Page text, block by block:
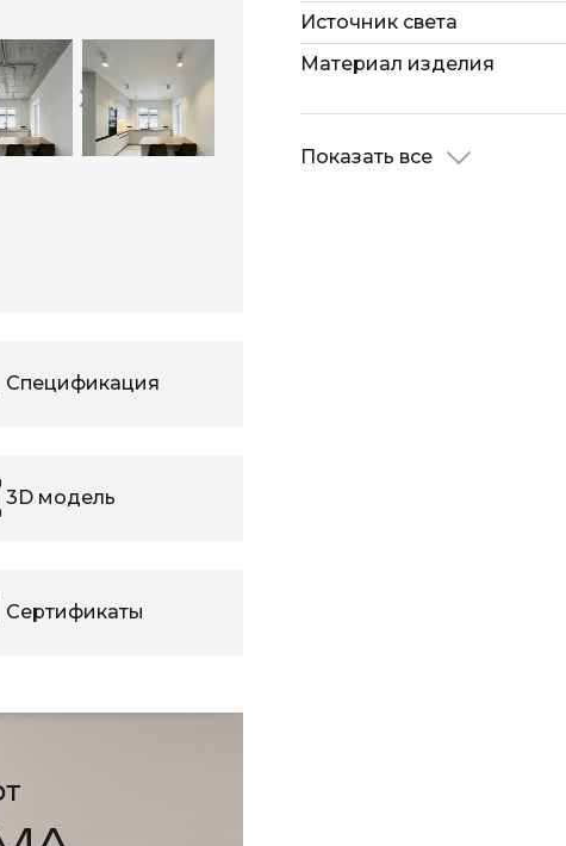
Спецификация
3D модель
Сертификаты
Источник света
Материал изделия
Показать все